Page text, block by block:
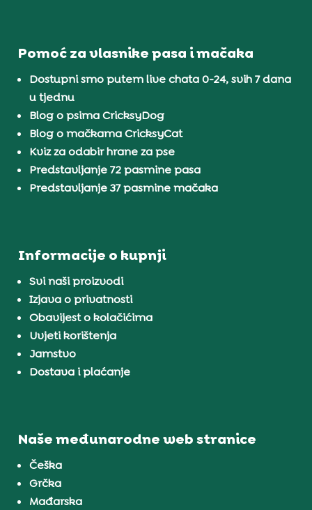
Pomoć za vlasnike pasa i mačaka
Dostupni smo putem live chata 0-24, svih 7 dana
u tjednu
Blog o psima CricksyDog
Blog o mačkama CricksyCat
Kviz za odabir hrane za pse
Predstavljanje 72 pasmine pasa
Predstavljanje 37 pasmine mačaka
Informacije o kupnji
Svi naši proizvodi
Izjava o privatnosti
Obavijest o kolačićima
Uvjeti korištenja
Jamstvo
Dostava i plaćanje
Naše međunarodne web stranice
Češka
Grčka
Mađarska